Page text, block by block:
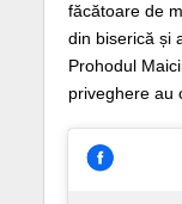
făcătoare de
din biserică și
Prohodul
priveghere au